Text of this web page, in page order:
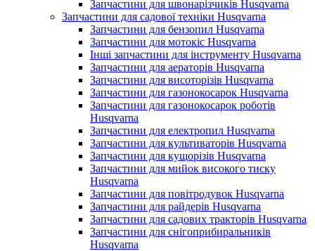
Запчастини для швонарізчиків Husqvarna
Запчастини для садової техніки Husqvarna
Запчастини для бензопил Husqvarna
Запчастини для мотокіс Husqvarna
Інші запчастини для інструменту Husqvarna
Запчастини для аераторів Husqvarna
Запчастини для висоторізів Husqvarna
Запчастини для газонокосарок Husqvarna
Запчастини для газонокосарок роботів
Husqvarna
Запчастини для електропил Husqvarna
Запчастини для культиваторів Husqvarna
Запчастини для кущорізів Husqvarna
Запчастини для мийок високого тиску
Husqvarna
Запчастини для повітродувок Husqvarna
Запчастини для райдерів Husqvarna
Запчастини для садових тракторів Husqvarna
Запчастини для снігоприбиральників
Husqvarna